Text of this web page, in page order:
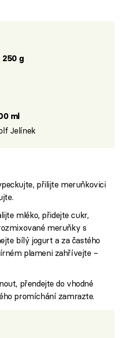
250 g
ml
Jelínek
přilijte meruňkovici
mléko, přidejte cukr,
meruňky s
bílý jogurt a za častého
plameni zahřívejte –
přendejte do vhodné
promíchání zamrazte.